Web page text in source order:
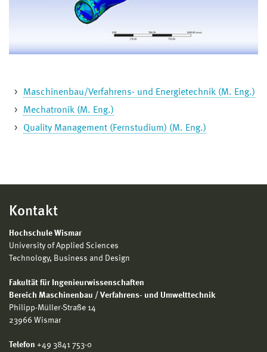
Maschinenbau/Verfahrens- und Energietechnik (M. Eng.)
Mechatronik (M. Eng.)
Quality Management (Fernstudium) (M. Eng.)
Kontakt
Hochschule Wismar
University of Applied Sciences
Technology, Business and Design
Fakultät für Ingenieurwissenschaften
Bereich Maschinenbau / Verfahrens- und Umwelttechnik
Philipp-Müller-Straße 14
23966 Wismar
Telefon +49 3841 753-0